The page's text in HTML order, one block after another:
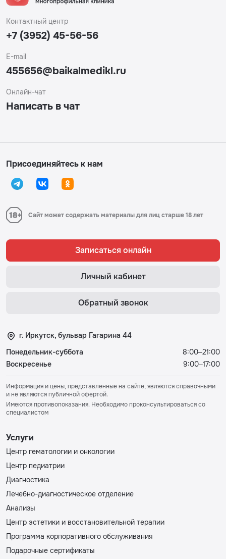
Контактный центр
+7 (3952) 45-56-56
E-mail
455656@baikalmedikl.ru
Онлайн-чат
Написать в чат
Присоединяйтесь к нам
Сайт может содержать материалы для лиц старше 18 лет
Записаться онлайн
Личный кабинет
Обратный звонок
г. Иркутск, бульвар Гагарина 44
Понедельник-суббота
8:00–21:00
Воскресенье
9:00–17:00
Информация и цены, представленные на сайте, являются справочными
и не являются публичной офертой.
Имеются противопоказания. Необходимо проконсультироваться со
специалистом
Услуги
Центр гематологии и онкологии
Центр педиатрии
Диагностика
Лечебно-диагностическое отделение
Анализы
Центр эстетики и восстановительной терапии
Программа корпоративного обслуживания
Подарочные сертификаты